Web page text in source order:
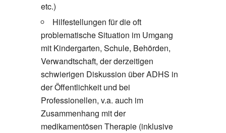
etc.)
Hilfestellungen für die oft
problematische Situation im Umgang
mit Kindergarten, Schule, Behörden,
Verwandtschaft, der derzeitigen
schwierigen Diskussion über ADHS in
der Öffentlichkeit und bei
Professionellen, v.a. auch im
Zusammenhang mit der
medikamentösen Therapie (inklusive